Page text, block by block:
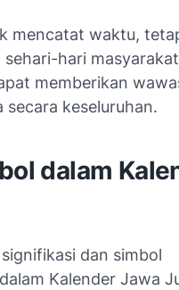
mencatat waktu,
hari
memberikan
keseluruhan.
dalam
dan simbol
Kalender Jawa